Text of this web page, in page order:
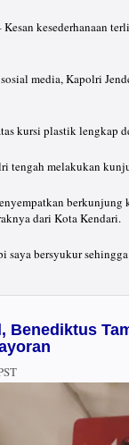
kesederhanaan
media, Kapolri
kursi plastik lengkap
tengah melakukan
berkunjung
dari Kota Kendari.
saya bersyukur
Benediktus